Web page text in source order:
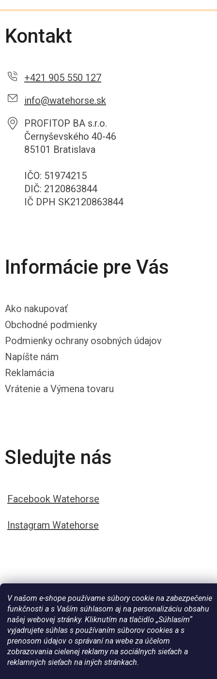
V našom e-shope používame súbory cookie na zabezpečenie
funkčnosti a s Vaším súhlasom aj na personalizáciu obsahu
našej webovej stránky. Kliknutím na tlačidlo „Súhlasím“
vyjadrujete súhlas s používaním súborov cookies a s
prenosom údajov o správaní na webe za účelom
zobrazovania cielenej reklamy na sociálnych sieťach a
reklamných sieťach na iných stránkach.
Kontakt
+421 905 550 127
info@watehorse.sk
PROFITOP BA s.r.o.
Černyševského 40-46
85101 Bratislava
IČO: 51974215
DIČ: 2120863844
IČ DPH SK2120863844
Informácie pre Vás
Ako nakupovať
Obchodné podmienky
Podmienky ochrany osobných údajov
Napíšte nám
Reklamácia
Vrátenie a Výmena tovaru
Sledujte nás
Facebook Watehorse
Instagram Watehorse
Vytvoril Shoptet